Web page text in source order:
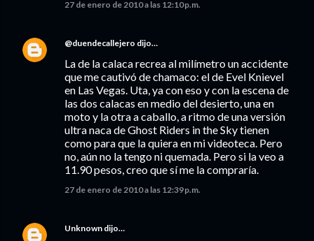
27 de enero de 2010 a las 12:10 p.m.
@duendecallejero dijo…
La de la calaca recrea al milímetro un accidente
que me cautivó de chamaco: el de Evel Knievel
en Las Vegas. Uta, ya con eso y con la escena de
las dos calacas en medio del desierto, una en
moto y la otra a caballo, a ritmo de una versión
ultra naca de Ghost Riders in the Sky tienen
como para que la quiera en mi videoteca. Pero
no, aún no la tengo ni quemada. Pero si la veo a
11.90 pesos, creo que sí me la compraría.
27 de enero de 2010 a las 12:39 p.m.
Unknown dijo…